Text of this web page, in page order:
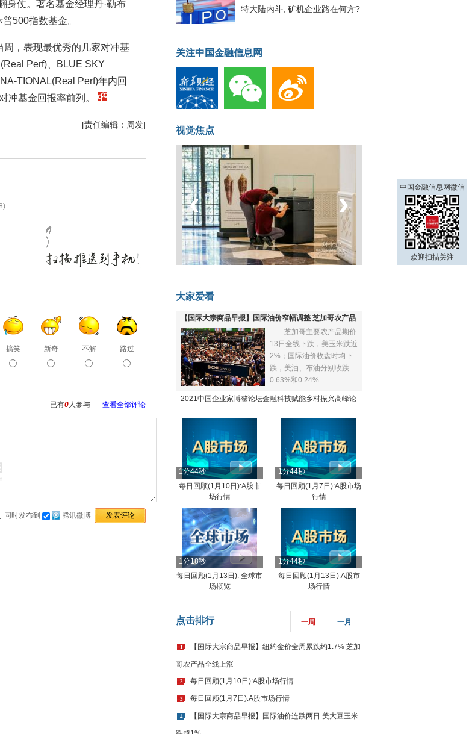
身仗。著名基金经理丹·勒布
500指数基金。
，表现最优秀的几家对冲基
Perf)、BLUE SKY
TIONAL(Real Perf)年内回
冲基金回报率前列。
[责任编辑：周发]
搞笑 新奇 不解 路过
已有0人参与 查看全部评论
同时发布到 腾讯微博
特大陆内斗, 矿机企业路在何方?
关注中国金融信息网
视觉焦点
菲律宾：防疫降级
‹ ›
大家爱看
【国际大宗商品早报】国际油价窄幅调整 芝加哥农产品
全线下跌
芝加哥主要农产品期价
13日全线下跌，美玉米跌近
2%；国际油价收盘时均下
跌，美油、布油分别收跌
0.63%和0.24%...
2021中国企业家博鳌论坛金融科技赋能乡村振兴高峰论
1分44秒
每日回顾(1月10日):A股市
场行情
1分44秒
每日回顾(1月7日):A股市场
行情
1分18秒
每日回顾(1月13日): 全球市
场概览
1分44秒
每日回顾(1月13日):A股市
场行情
点击排行 一周 一月
1 【国际大宗商品早报】纽约金价全周累跌约1.7% 芝加
哥农产品全线上涨
2 每日回顾(1月10日):A股市场行情
3 每日回顾(1月7日):A股市场行情
4 【国际大宗商品早报】国际油价连跌两日 美大豆玉米
中国金融信息网微信
欢迎扫描关注